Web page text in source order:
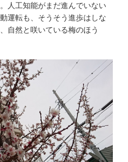
人工知能がまだ進んでいない
運転も、そうそう進歩はしな
自然と咲いている梅のほう